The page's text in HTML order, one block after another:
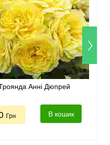
Анні Дюпрей
Грн В кошик